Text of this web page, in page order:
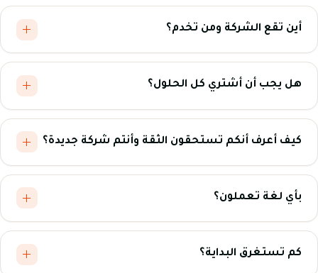
أين تقع الشركة ومن تخدم؟
هل يجب أن أشتري كل الحلول؟
كيف أعرف أنكم تستحقون الثقة وأنتم شركة جديدة؟
بأي لغة تعملون؟
كم تستغرق البداية؟